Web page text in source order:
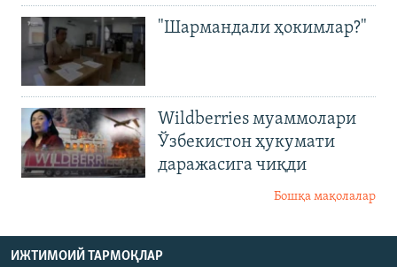
"Шармандали ҳокимлар?"
Wildberries муаммолари
Ўзбекистон ҳукумати
даражасига чиқди
Бошқа мақолалар
ИЖТИМОИЙ ТАРМОҚЛАР